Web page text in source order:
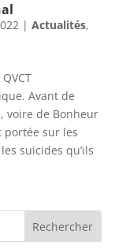
| Actualités,
Avant de
voire de Bonheur
portée sur les
suicides qu’ils
Rechercher